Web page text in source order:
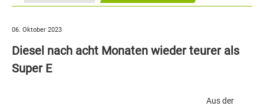
06. Oktober 2023
Diesel nach acht Monaten wieder teurer als
Super E
Aus der